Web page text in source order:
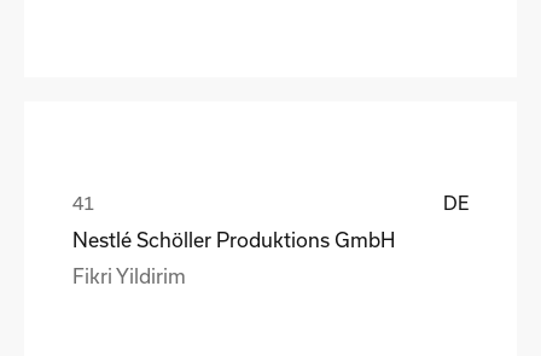
DE
Nestlé Schöller Produktions GmbH
Fikri Yildirim